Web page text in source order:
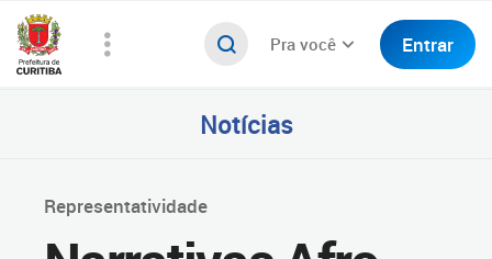
Pra você Entrar
Notícias
Representatividade